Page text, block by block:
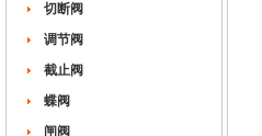
切断阀
调节阀
截止阀
蝶阀
闸阀